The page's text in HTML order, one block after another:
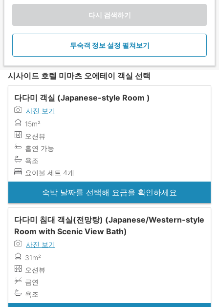
다시 검색하기
투숙객 정보 설정 펼쳐보기
시사이드 호텔 미마츠 오에테이 객실 선택
다다미 객실 (Japanese-style Room )
사진 보기
15m²
오션뷰
흡연 가능
욕조
요이불 세트 4개
숙박 날짜를 선택해 요금을 확인하세요
다다미 침대 객실(전망탕) (Japanese/Western-style
Room with Scenic View Bath)
사진 보기
31m²
오션뷰
금연
욕조